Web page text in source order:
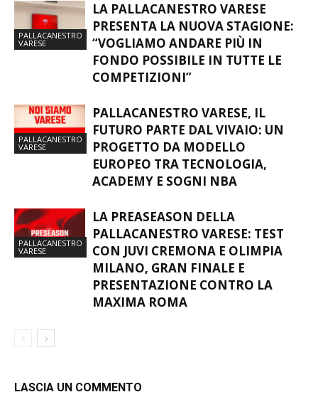
PALLACANESTRO
VARESE
LA PALLACANESTRO VARESE
PRESENTA LA NUOVA STAGIONE:
“VOGLIAMO ANDARE PIÙ IN
FONDO POSSIBILE IN TUTTE LE
COMPETIZIONI”
PALLACANESTRO
VARESE
PALLACANESTRO VARESE, IL
FUTURO PARTE DAL VIVAIO: UN
PROGETTO DA MODELLO
EUROPEO TRA TECNOLOGIA,
ACADEMY E SOGNI NBA
PALLACANESTRO
VARESE
LA PREASEASON DELLA
PALLACANESTRO VARESE: TEST
CON JUVI CREMONA E OLIMPIA
MILANO, GRAN FINALE E
PRESENTAZIONE CONTRO LA
MAXIMA ROMA
LASCIA UN COMMENTO